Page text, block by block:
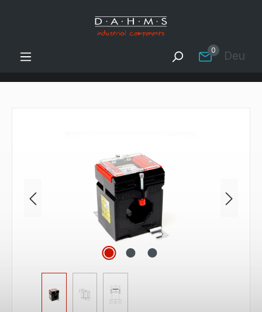
Zum Hauptinhalt springen
0